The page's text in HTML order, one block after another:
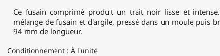
Ce fusain comprimé produit un trait noir lisse et
mélange de fusain et d'argile, pressé dans un moule puis
94 mm de longueur.
Conditionnement : À l'unité